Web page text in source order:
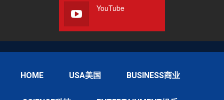
YouTube
HOME USA美国 BUSINESS商业